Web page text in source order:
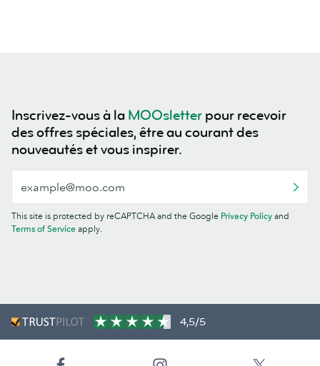
Inscrivez-vous à la MOOsletter pour recevoir
des offres spéciales, être au courant des
nouveautés et vous inspirer.
This site is protected by reCAPTCHA and the Google Privacy Policy and
Terms of Service apply.
4,5/5